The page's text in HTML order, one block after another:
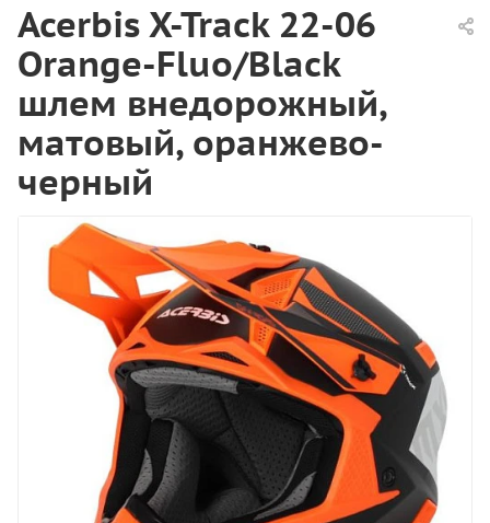
Acerbis X-Track 22-06
Orange-Fluo/Black
шлем внедорожный,
матовый, оранжево-
черный